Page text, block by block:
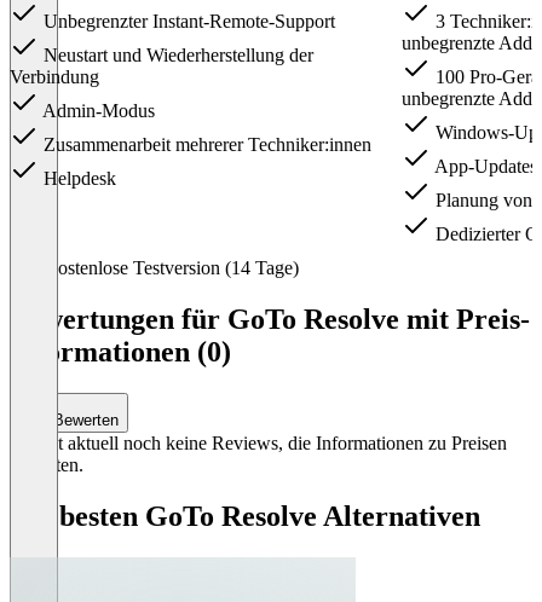
Unbegrenzter Instant-Remote-Support
Neustart und Wiederherstellung der
Verbindung
Admin-Modus
Zusammenarbeit mehrerer Techniker:innen
Helpdesk
3
unbegrenzte
100 Pro-
unbegrenzte
Windows-
App-Updates
Planung von
Dedizierter
Kostenlose Testversion (14 Tage)
Bewertungen für GoTo Resolve mit Preis-
Informationen (0)
Bewerten
Es gibt aktuell noch keine Reviews, die Informationen zu Preisen
enthalten.
Die besten GoTo Resolve Alternativen